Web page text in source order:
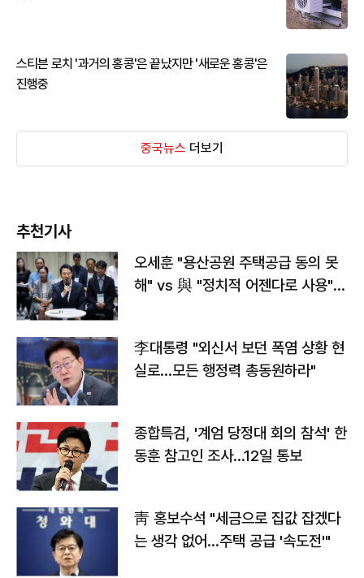
스티븐 로치 '과거의 홍콩'은 끝났지만 '새로운 홍콩'은
진행중
중국뉴스 더보기
추천기사
오세훈 "용산공원 주택공급 동의 못
해" vs 與 "정치적 어젠다로 사용"
李대통령 "외신서 보던 폭염 상황 현
실로…모든 행정력 총동원하라"
종합특검, '계엄 당정대 회의 참석' 한
동훈 참고인 조사...12일 통보
靑 홍보수석 "세금으로 집값 잡겠다
는 생각 없어…주택 공급 '속도전'"